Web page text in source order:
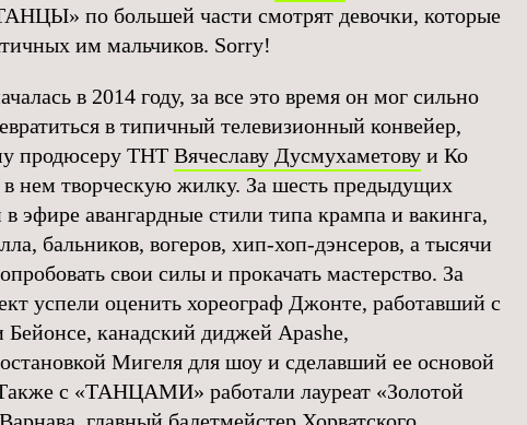
по большей части смотрят девочки, которые
им мальчиков. Sorry!
в 2014 году, за все это время он мог сильно
в типичный телевизионный конвейер,
продюсеру ТНТ Вячеславу Дусмухаметову и Ко
в нем творческую жилку. За шесть предыдущих
эфире авангардные стили типа крампа и вакинга,
бальников, вогеров, хип-хоп-дэнсеров, а тысячи
свои силы и прокачать мастерство. За
успели оценить хореограф Джонте, работавший с
канадский диджей Apashe,
Мигеля для шоу и сделавший ее основой
с «ТАНЦАМИ» работали лауреат «Золотой